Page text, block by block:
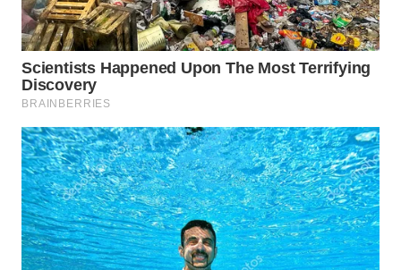
Wahana
Media
Group
WAHANA
NEWS
WAHANA
TANI
WAHANA
ADVOKAT